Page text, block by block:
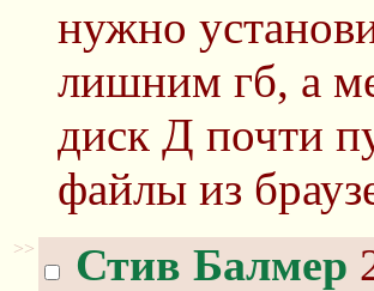
нужно
лишним гб, а
диск Д почти
файлы из
>> Стив Балмер